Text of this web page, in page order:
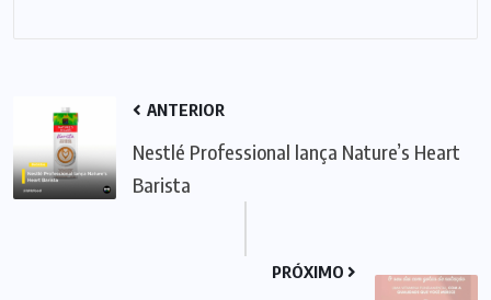
ANTERIOR
Nestlé Professional lança Nature’s Heart
Barista
PRÓXIMO